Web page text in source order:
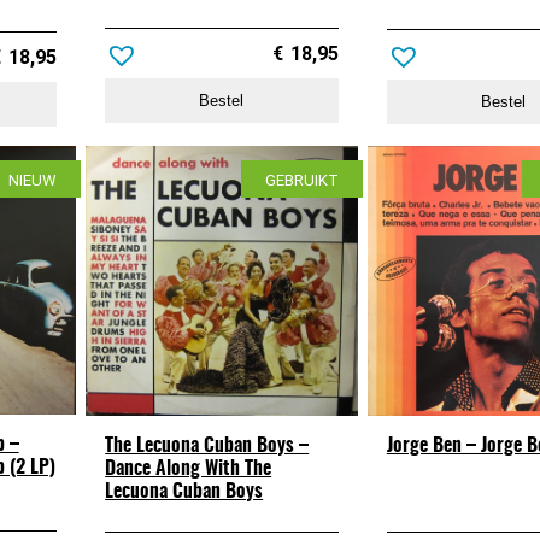
18,95 € 18,95
Bestel Bestel
NIEUW
–
(2 LP)
GEBRUIKT
The Lecuona Cuban Boys –
Dance Along With The
Lecuona Cuban Boys
Jorge Ben – Jorge